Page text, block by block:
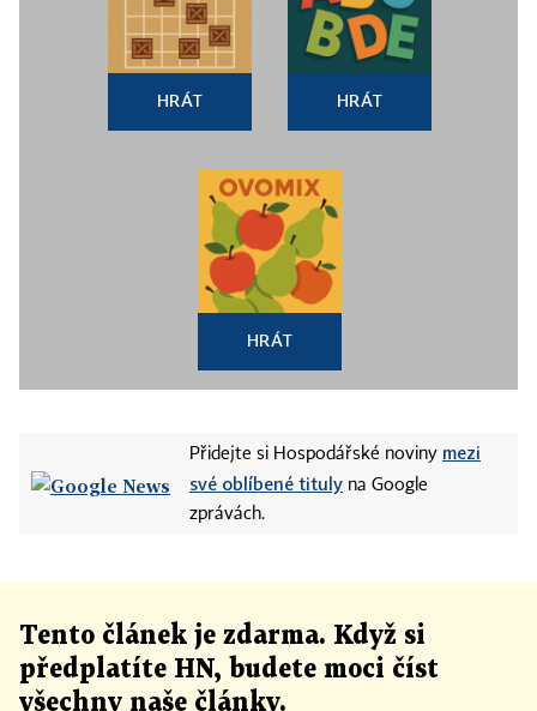
HRÁT HRÁT
HRÁT
Přidejte si Hospodářské noviny mezi
své oblíbené tituly na Google
zprávách.
Tento článek je zdarma. Když si
předplatíte HN, budete moci číst
všechny naše články.